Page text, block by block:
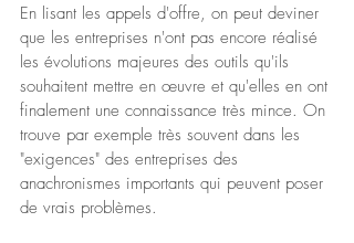
En lisant les appels d'offre, on peut deviner
que les entreprises n'ont pas encore réalisé
les évolutions majeures des outils qu'ils
souhaitent mettre en œuvre et qu'elles en ont
finalement une connaissance très mince. On
trouve par exemple très souvent dans les
"exigences" des entreprises des
anachronismes importants qui peuvent poser
de vrais problèmes.